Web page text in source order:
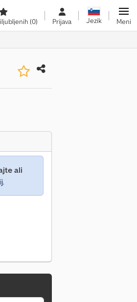
(0) Prijava Jezik Meni
ali